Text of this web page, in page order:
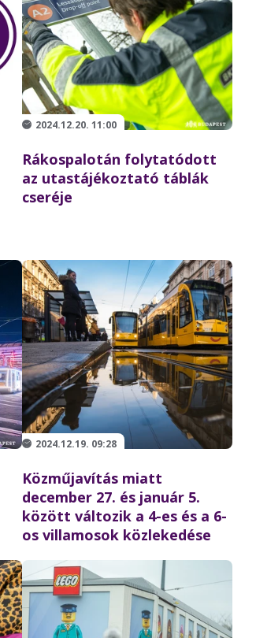
2024.12.20. 11:00
Rákospalotán folytatódott
az utastájékoztató táblák
cseréje
2024.12.19. 09:28
Közműjavítás miatt
december 27. és január 5.
között változik a 4-es és a 6-
os villamosok közlekedése